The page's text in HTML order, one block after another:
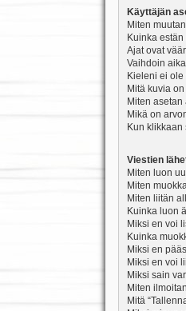
Käyttäjän
Miten
Kuinka
Ajat ovat
Vaihdoin
Kieleni ei
Mitä kuvia
Miten
Mikä on
Kun
Viestien
Miten luon
Miten
Miten liitän
Kuinka luon
Miksi en voi
Kuinka
Miksi en
Miksi en voi
Miksi sain
Miten
Mitä